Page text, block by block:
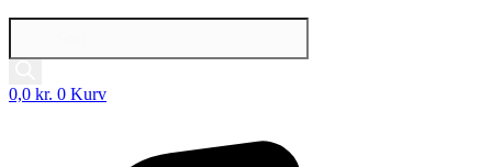
Products
0,0 kr. 0 Kurv